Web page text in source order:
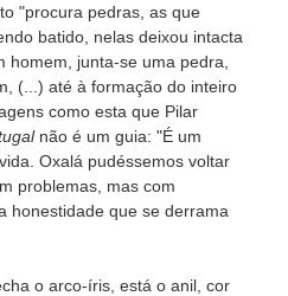
"procura pedras, as que
batido, nelas deixou intacta
junta-se uma pedra,
(...) até à formação do inteiro
como esta que Pilar
não é um guia: "É um
Oxalá pudéssemos voltar
problemas, mas com
honestidade que se derrama
o arco-íris, está o anil, cor